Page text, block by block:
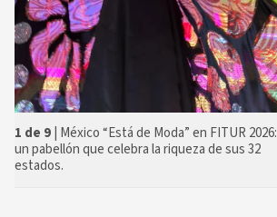
1 de 9 | México “Está de Moda” en FITUR 2026:
un pabellón que celebra la riqueza de sus 32
estados.